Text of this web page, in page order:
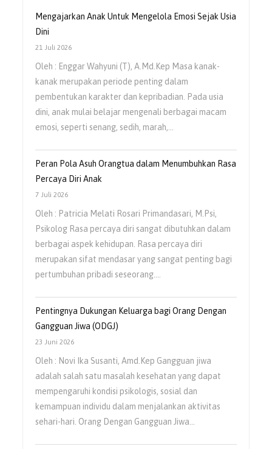
Mengajarkan Anak Untuk Mengelola Emosi Sejak Usia
Dini
21 Juli 2026
Oleh : Enggar Wahyuni (T), A.Md.Kep Masa kanak-
kanak merupakan periode penting dalam
pembentukan karakter dan kepribadian. Pada usia
dini, anak mulai belajar mengenali berbagai macam
emosi, seperti senang, sedih, marah,…
Peran Pola Asuh Orangtua dalam Menumbuhkan Rasa
Percaya Diri Anak
7 Juli 2026
Oleh : Patricia Melati Rosari Primandasari, M.Psi,
Psikolog Rasa percaya diri sangat dibutuhkan dalam
berbagai aspek kehidupan. Rasa percaya diri
merupakan sifat mendasar yang sangat penting bagi
pertumbuhan pribadi seseorang.…
Pentingnya Dukungan Keluarga bagi Orang Dengan
Gangguan Jiwa (ODGJ)
23 Juni 2026
Oleh : Novi Ika Susanti, Amd.Kep Gangguan jiwa
adalah salah satu masalah kesehatan yang dapat
mempengaruhi kondisi psikologis, sosial dan
kemampuan individu dalam menjalankan aktivitas
sehari-hari. Orang Dengan Gangguan Jiwa…